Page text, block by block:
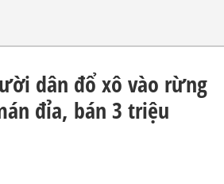
dân đổ xô vào rừng
đỉa, bán 3 triệu